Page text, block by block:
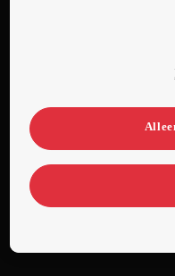
en leiden
deze op
voor het
muzikale
avontuur
richting de